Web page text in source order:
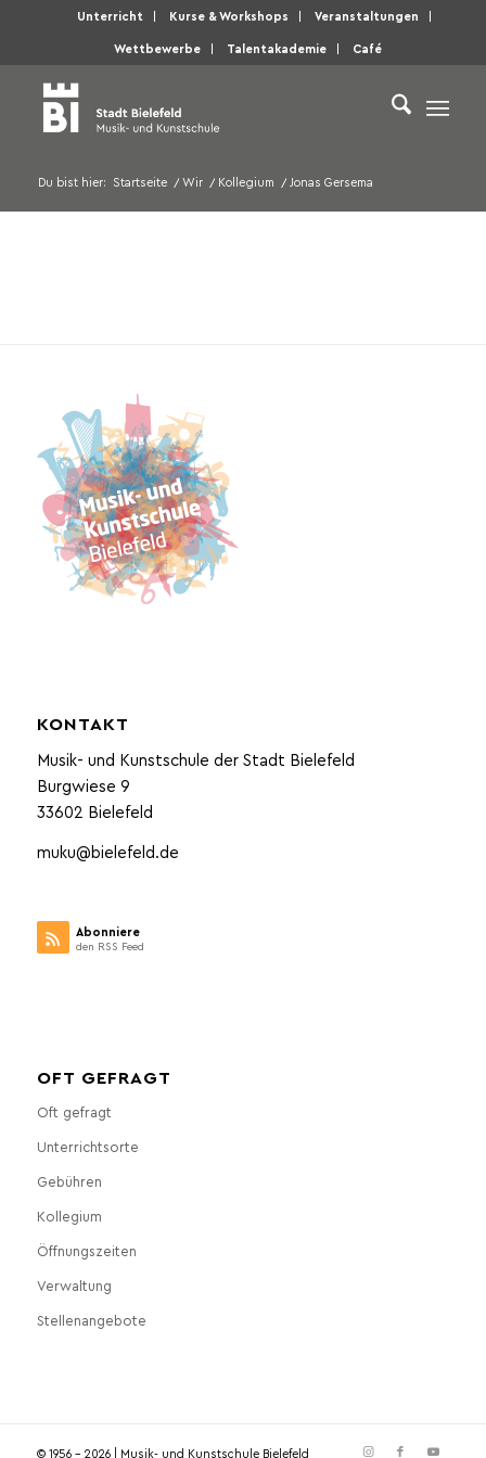
Unterricht Kurse & Workshops Veranstaltungen
Wettbewerbe Talentakademie Café
Du bist hier: Startseite / Wir / Kollegium / Jonas Gersema
KONTAKT
Musik- und Kunstschule der Stadt Bielefeld
Burgwiese 9
33602 Bielefeld
muku@bielefeld.de
Abonniere
den RSS Feed
OFT GEFRAGT
Oft gefragt
Unterrichtsorte
Gebühren
Kollegium
Öffnungszeiten
Verwaltung
Stellenangebote
© 1956 - 2026 | Musik- und Kunstschule Bielefeld